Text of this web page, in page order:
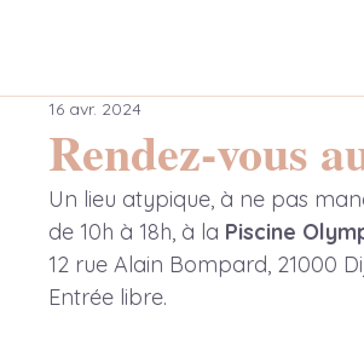
Rendez-vous
16 avr. 2024
Un lieu atypique, à ne pas
de 10h à 18h, à la Piscine
12 rue Alain Bompard, 21000
Entrée libre.